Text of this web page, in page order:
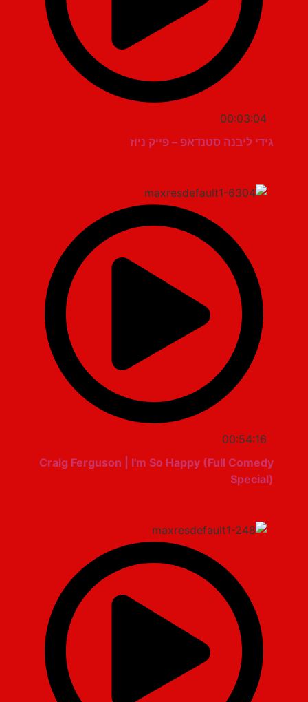
00:03:04
גידי ליבנה סטנדאפ – פייק ניוז
00:54:16
Craig Ferguson | I'm So Happy (Full Comedy
Special)